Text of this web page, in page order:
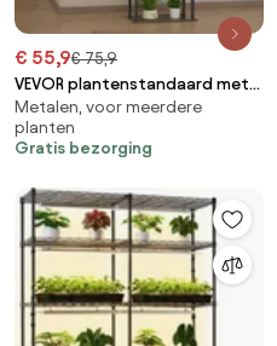
€ 55,9€ 75,9
VEVOR plantenstandaard met
groeilamp, metalen
bloemenstandaard met 9
niveaus, 3 timer en 10
bloemenplank voor
woonkamer- en
balkondecoratie, 62x28x160
cm
Metalen, voor meerdere
planten
Gratis bezorging